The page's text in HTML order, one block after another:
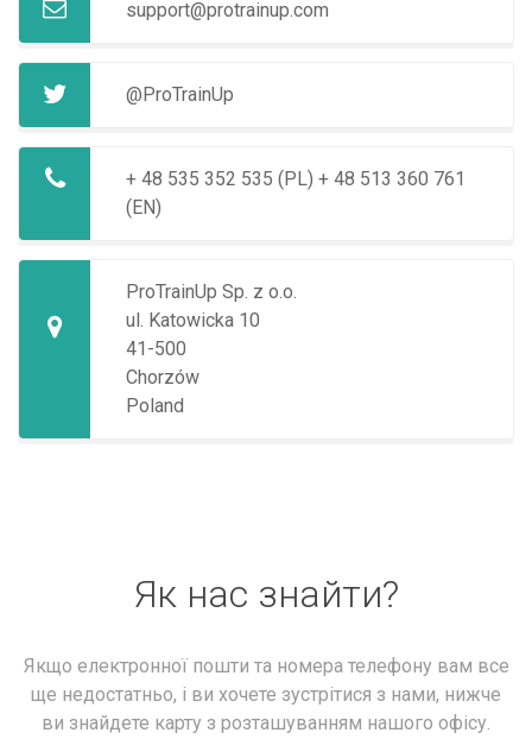
support@protrainup.com
@ProTrainUp
+ 48 535 352 535 (PL) + 48 513 360 761
(EN)
ProTrainUp Sp. z o.o.
ul. Katowicka 10
41-500
Chorzów
Poland
Як нас знайти?
Якщо електронної пошти та номера телефону вам все
ще недостатньо, і ви хочете зустрітися з нами, нижче
ви знайдете карту з розташуванням нашого офісу.